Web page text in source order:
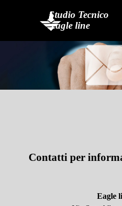
Studio Tecnico
eagle line
Contatti per
Eagle